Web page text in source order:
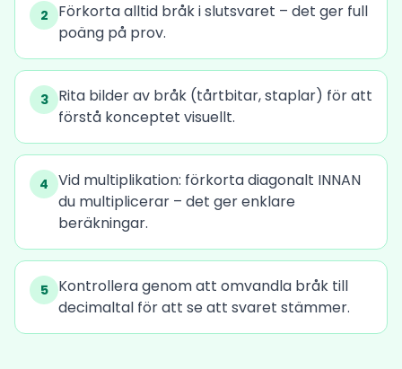
2
Förkorta alltid bråk i slutsvaret – det ger full
poäng på prov.
3
Rita bilder av bråk (tårtbitar, staplar) för att
förstå konceptet visuellt.
4 Vid multiplikation: förkorta diagonalt INNAN
du multiplicerar – det ger enklare
beräkningar.
5
Kontrollera genom att omvandla bråk till
decimaltal för att se att svaret stämmer.